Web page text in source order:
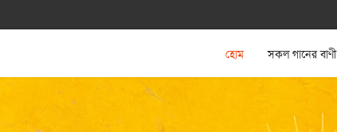
হোম সকল গানের বাণী